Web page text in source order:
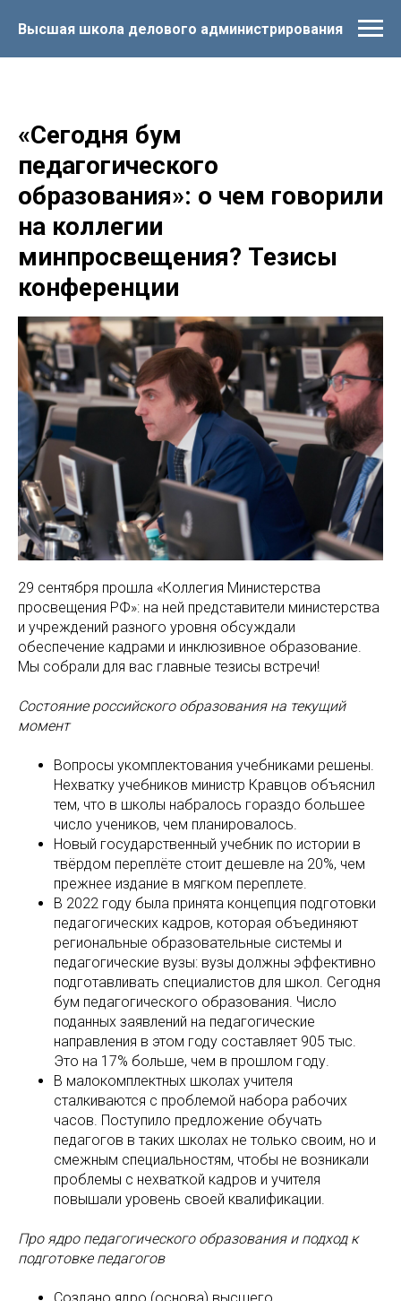
Высшая школа делового администрирования
«Сегодня бум
педагогического
образования»: о чем говорили
на коллегии
минпросвещения? Тезисы
конференции
29 сентября прошла «Коллегия Министерства
просвещения РФ»: на ней представители министерства
и учреждений разного уровня обсуждали
обеспечение кадрами и инклюзивное образование.
Мы собрали для вас главные тезисы встречи!
Состояние российского образования на текущий
момент
Вопросы укомплектования учебниками решены.
Нехватку учебников министр Кравцов объяснил
тем, что в школы набралось гораздо большее
число учеников, чем планировалось.
Новый государственный учебник по истории в
твёрдом переплёте стоит дешевле на 20%, чем
прежнее издание в мягком переплете.
В 2022 году была принята концепция подготовки
педагогических кадров, которая объединяют
региональные образовательные системы и
педагогические вузы: вузы должны эффективно
подготавливать специалистов для школ. Сегодня
бум педагогического образования. Число
поданных заявлений на педагогические
направления в этом году составляет 905 тыс.
Это на 17% больше, чем в прошлом году.
В малокомплектных школах учителя
сталкиваются с проблемой набора рабочих
часов. Поступило предложение обучать
педагогов в таких школах не только своим, но и
смежным специальностям, чтобы не возникали
проблемы с нехваткой кадров и учителя
повышали уровень своей квалификации.
Про ядро педагогического образования и подход к
подготовке педагогов